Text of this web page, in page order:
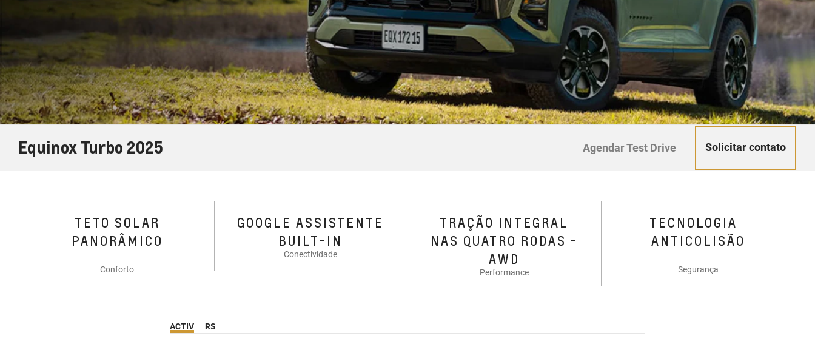
Equinox Turbo 2025 Agendar Test Drive Solicitar contato
TETO SOLAR
PANORÂMICO
Conforto
GOOGLE ASSISTENTE
BUILT-IN
Conectividade
TRAÇÃO INTEGRAL
NAS QUATRO RODAS -
AWD
Performance
TECNOLOGIA
ANTICOLISÃO
Segurança
ACTIV RS